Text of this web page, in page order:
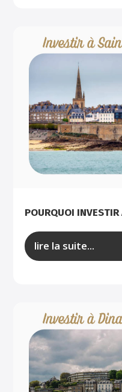
POURQUOI
lire la suite...